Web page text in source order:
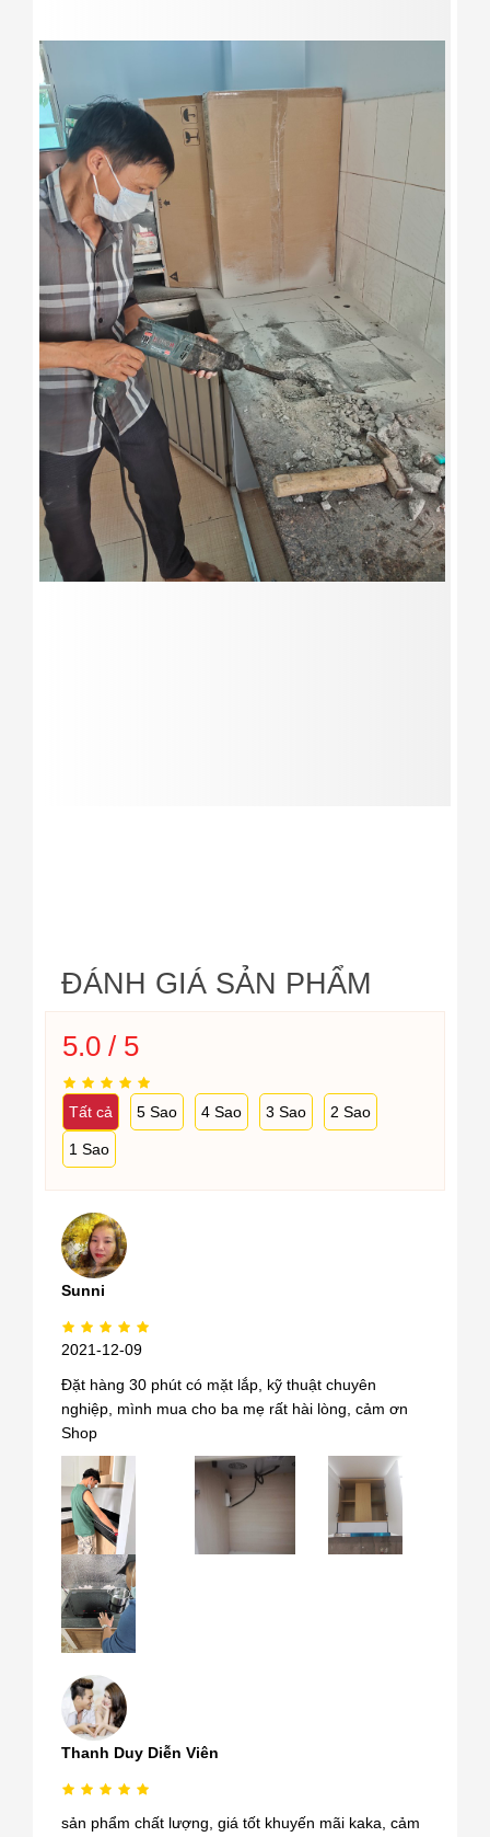
ĐÁNH GIÁ SẢN PHẨM
5.0 / 5
Tất cả 5 Sao 4 Sao 3 Sao 2 Sao
1 Sao
Sunni
2021-12-09
Đặt hàng 30 phút có mặt lắp, kỹ thuật chuyên
nghiệp, mình mua cho ba mẹ rất hài lòng, cảm ơn
Shop
Thanh Duy Diễn Viên
sản phẩm chất lượng, giá tốt khuyến mãi kaka, cảm